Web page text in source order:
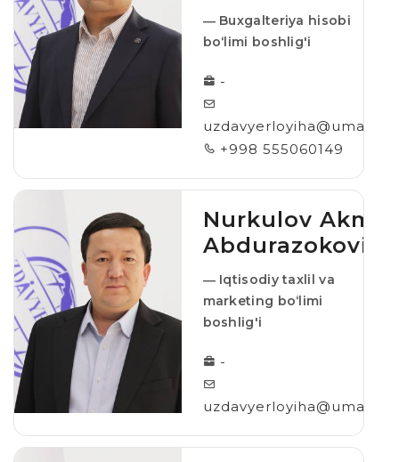
― Buxgalteriya hisobi
bo‘limi boshlig'i
-
uzdavyerloyiha@umail.uz
+998 555060149
Nurkulov Akmal
Abdurazokovich
― Iqtisodiy taxlil va
marketing bo‘limi
boshlig'i
-
uzdavyerloyiha@umail.uz